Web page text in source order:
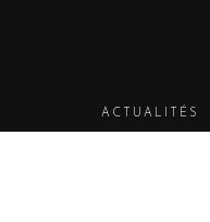
ACTUALITÉS